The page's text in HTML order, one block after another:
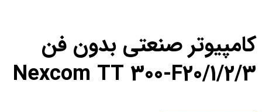
کامپیوتر صنعتی بدون فن
Nexcom TT 300-F20/1/2/3